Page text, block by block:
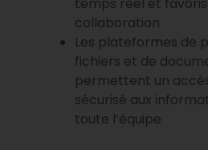
collaboration
Les plateformes de
fichiers et de
permettent un
sécurisé aux
toute l’équipe